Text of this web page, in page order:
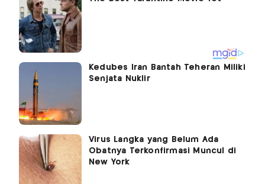
Kedubes Iran Bantah Teheran Miliki
Senjata Nuklir
Virus Langka yang Belum Ada
Obatnya Terkonfirmasi Muncul di
New York